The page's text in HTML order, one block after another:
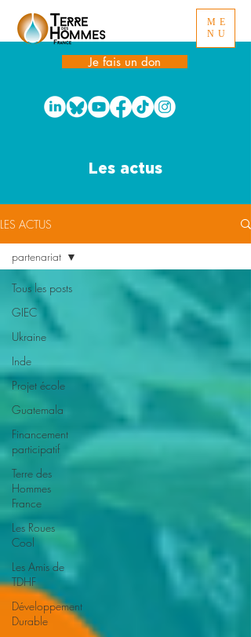
ME
NU
Je fais un don
Les actus
LES ACTUS
Tous les posts
GIEC
Ukraine
Inde
Projet école
Guatemala
Financement
participatif
Terre des
Hommes
France
Les Roues
Cool
Les Amis de
TDHF
Développement
Durable
partenariat